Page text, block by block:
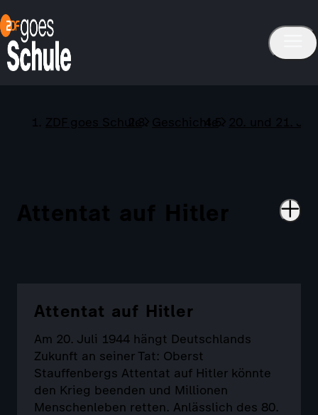
ZDF goes Schule Geschichte 20. und 21.
Attentat auf Hitler
Attentat auf Hitler
Am 20. Juli 1944 hängt Deutschlands
Zukunft an seiner Tat: Oberst
Stauffenbergs Attentat auf Hitler könnte
den Krieg beenden und Millionen
Menschenleben retten. Anlässlich des 80.